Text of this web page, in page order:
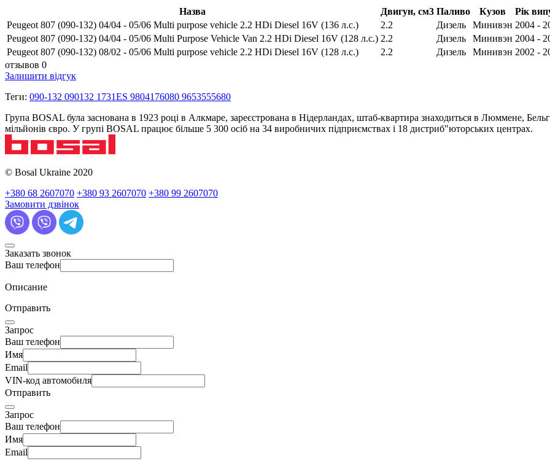
Назва Двигун, см3 Паливо Кузов
Рік
Peugeot 807 (090-132) 04/04 - 05/06 Multi purpose vehicle 2.2 HDi Diesel 16V (136 л.с.)
2.2 Дизель Минивэн 2004 -
Peugeot 807 (090-132) 04/04 - 05/06 Multi Purpose Vehicle Van 2.2 HDi Diesel 16V (128 л.с.) 2.2 Дизель Минивэн 2004 -
Peugeot 807 (090-132) 08/02 - 05/06 Multi purpose vehicle 2.2 HDi Diesel 16V (128 л.с.)
2.2 Дизель Минивэн 2002 -
отзывов 0
Залишити відгук
Теги: 090-132 090132 1731ES 9804176080 9653555680
Група BOSAL була заснована в 1923 році в Алкмаре, зареєстрована в Нідерландах, штаб-квартира знаходиться в Люммене,
мільйонів євро. У групі BOSAL працює більше 5 300 осіб на 34 виробничих підприємствах і 18 дистриб"юторських центрах.
© Bosal Ukraine 2020
+380 68 2607070 +380 93 2607070 +380 99 2607070
Замовити дзвінок
Заказать звонок
Ваш телефон
Описание
Отправить
Запрос
Ваш телефон
Имя
Email
VIN-код автомобиля
Отправить
Запрос
Ваш телефон
Имя
Email